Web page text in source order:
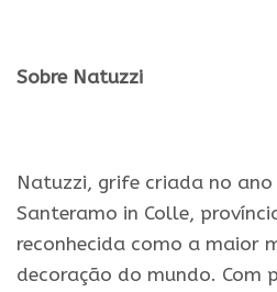
Sobre Natuzzi
Natuzzi, grife criada no
Santeramo in Colle,
reconhecida como a maior
decoração do mundo. Com